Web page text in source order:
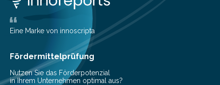
Universität haben jetzt einen numerischen Code
entwickelt, mit dem sie mathematisch hoch präzise
beschreiben…
Eine Marke von innoscripta
Fördermittelprüfung
Nutzen Sie das Förderpotenzial
in Ihrem Unternehmen optimal aus?